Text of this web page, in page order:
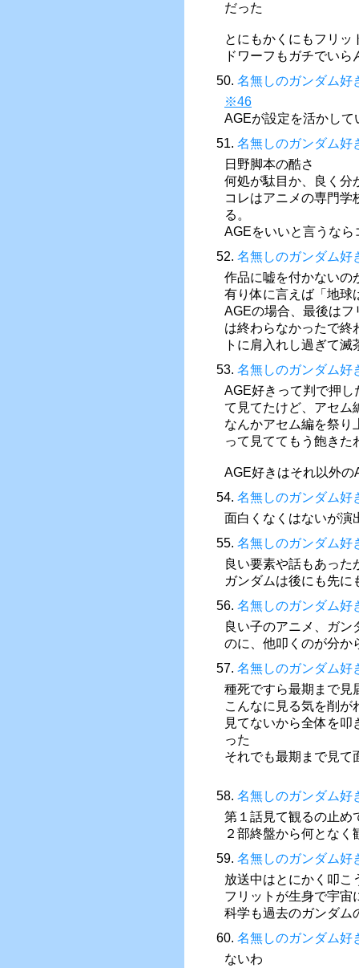
だった
とにもかくにもフリッ
ドワーフもガチでいら
50. 名無しのガンダム好
※46
AGEが設定を活かし
51. 名無しのガンダム好
日野脚本の酷さ
何処が駄目か、良く分
コレはアニメの専門学
る。
AGEをいいと言うな
52. 名無しのガンダム好
作品に嘘を付かないの
有り体に言えば「地球
AGEの場合、最後は
は終わらなかったで終
トに肩入れし過ぎて
53. 名無しのガンダム好
AGE好きって判で押
て見てたけど、アセム
なんかアセム編を祭り
って見ててもう飽きた
AGE好きはそれ以外
54. 名無しのガンダム好
面白くなくはないが演
55. 名無しのガンダム好
良い要素や話もあった
ガンダムは後にも先に
56. 名無しのガンダム好
良い子のアニメ、ガン
のに、他叩くのが分か
57. 名無しのガンダム好
種死ですら最期まで見
こんなに見る気を削が
見てないから全体を
った
それでも最期まで見て
58. 名無しのガンダム好
第１話見て観るの止め
２部終盤から何とな
59. 名無しのガンダム好
放送中はとにかく叩こ
フリットが生身で宇宙
科学も過去のガンダム
60. 名無しのガンダム好
ないわ